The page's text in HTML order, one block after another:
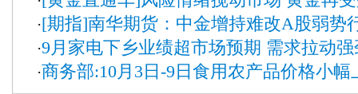
·[期指]南华期货：中金增持难改A股弱势
·9月家电下乡业绩超市场预期 需求拉
·商务部:10月3日-9日食用农产品价格小幅